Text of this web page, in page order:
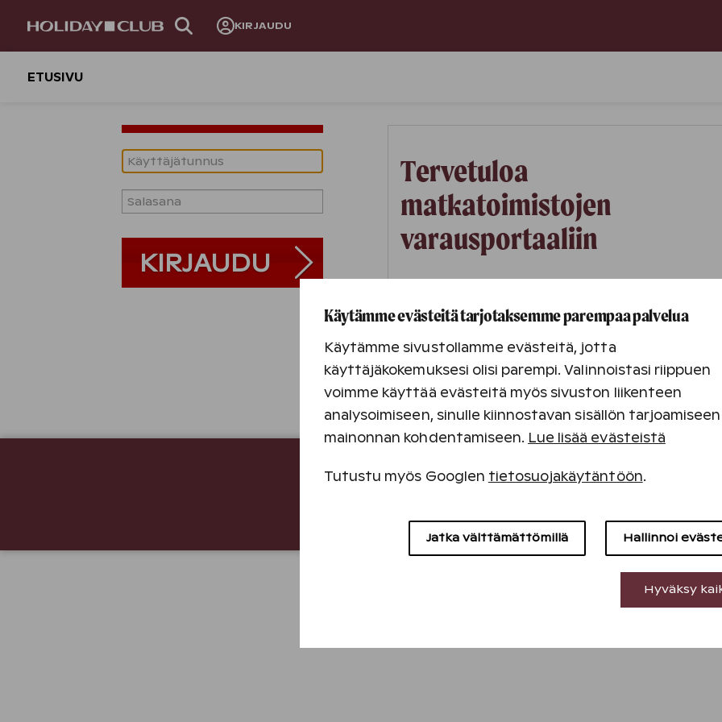
SIVUNAVIGOINTI
KIRJAUDU
ETUSIVU
Tervetuloa
matkatoimistojen
varausportaaliin
Ongelmatilanteissa ota yhteys kokous- ja
ryhmat@holidayclub.fi) tai yhteyshenkilöösi.
Username
Password
KIRJAUDU
Seuraa meitä sosiaalisessa mediassa
Käytämme evästeitä tarjotaksemme parempaa palvelua
Käytämme sivustollamme evästeitä, jotta
käyttäjäkokemuksesi olisi parempi. Valinnoistasi riippuen
voimme käyttää evästeitä myös sivuston liikenteen
analysoimiseen, sinulle kiinnostavan sisällön
mainonnan kohdentamiseen. Lue lisää evästeistä
Tutustu myös Googlen tietosuojakäytäntöön.
Suorituskyvyn evästeet
Jatka välttämättömillä Hallinnoi
Hyväksy